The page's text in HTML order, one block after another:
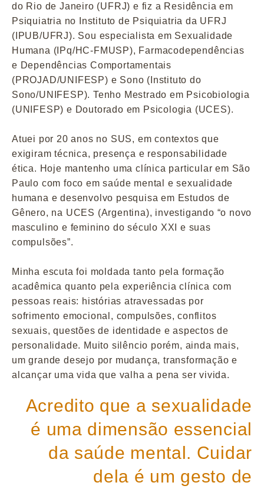
do Rio de Janeiro (UFRJ) e fiz a Residência em
Psiquiatria no Instituto de Psiquiatria da UFRJ
(IPUB/UFRJ). Sou especialista em Sexualidade
Humana (IPq/HC-FMUSP), Farmacodependências
e Dependências Comportamentais
(PROJAD/UNIFESP) e Sono (Instituto do
Sono/UNIFESP). Tenho Mestrado em Psicobiologia
(UNIFESP) e Doutorado em Psicologia (UCES).
Atuei por 20 anos no SUS, em contextos que
exigiram técnica, presença e responsabilidade
ética. Hoje mantenho uma clínica particular em São
Paulo com foco em saúde mental e sexualidade
humana e desenvolvo pesquisa em Estudos de
Gênero, na UCES (Argentina), investigando “o novo
masculino e feminino do século XXI e suas
compulsões”.
Minha escuta foi moldada tanto pela formação
acadêmica quanto pela experiência clínica com
pessoas reais: histórias atravessadas por
sofrimento emocional, compulsões, conflitos
sexuais, questões de identidade e aspectos de
personalidade. Muito silêncio porém, ainda mais,
um grande desejo por mudança, transformação e
alcançar uma vida que valha a pena ser vivida.
Acredito que a sexualidade
é uma dimensão essencial
da saúde mental. Cuidar
dela é um gesto de